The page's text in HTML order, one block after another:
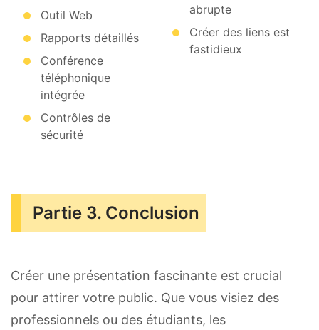
Outil Web
Rapports détaillés
Conférence
téléphonique
intégrée
Contrôles de
sécurité
abrupte
Créer des liens est
fastidieux
Partie 3. Conclusion
Créer une présentation fascinante est crucial
pour attirer votre public. Que vous visiez des
professionnels ou des étudiants, les